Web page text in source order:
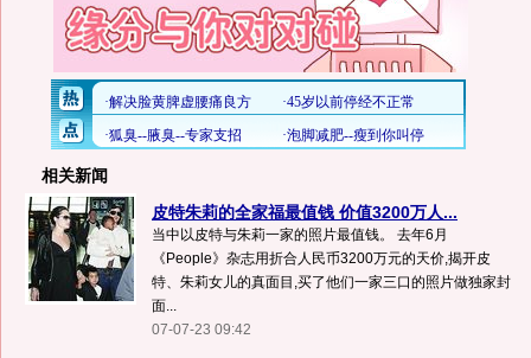
相关新闻
皮特朱莉的全家福最值钱 价值3200万人...
当中以皮特与朱莉一家的照片最值钱。 去年6月
《People》杂志用折合人民币3200万元的天价,揭开皮
特、朱莉女儿的真面目,买了他们一家三口的照片做独家封
面...
07-07-23 09:42